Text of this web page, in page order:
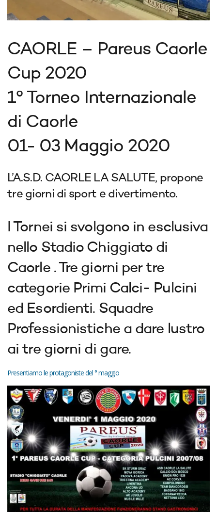
CAORLE – Pareus Caorle
Cup 2020
1° Torneo Internazionale
di Caorle
01- 03 Maggio 2020
L’A.S.D. CAORLE LA SALUTE, propone
tre giorni di sport e divertimento.
ITornei si svolgono in esclusiva
nello Stadio Chiggiato di
Caorle . Tre giorni per tre
categorie Primi Calci- Pulcini
ed Esordienti. Squadre
Professionistiche a dare lustro
ai tre giorni di gare.
Presentiamo le protagoniste del ° maggio